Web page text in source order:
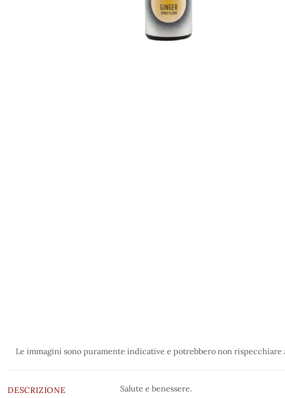
Le immagini sono puramente indicative e potrebbero non
DESCRIZIONE Salute e benessere.